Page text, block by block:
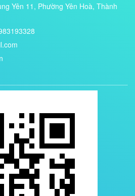
Yên 11, Phường Yên Hoà, Thành